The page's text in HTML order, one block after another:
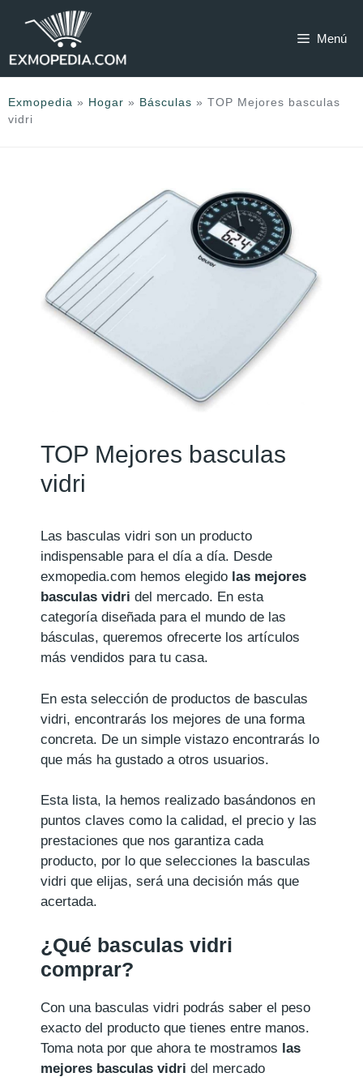
Menú
Exmopedia » Hogar » Básculas » TOP Mejores basculas
vidri
TOP Mejores basculas
vidri
Las basculas vidri son un producto
indispensable para el día a día. Desde
exmopedia.com hemos elegido las mejores
basculas vidri del mercado. En esta
categoría diseñada para el mundo de las
básculas, queremos ofrecerte los artículos
más vendidos para tu casa.
En esta selección de productos de basculas
vidri, encontrarás los mejores de una forma
concreta. De un simple vistazo encontrarás lo
que más ha gustado a otros usuarios.
Esta lista, la hemos realizado basándonos en
puntos claves como la calidad, el precio y las
prestaciones que nos garantiza cada
producto, por lo que selecciones la basculas
vidri que elijas, será una decisión más que
acertada.
¿Qué basculas vidri
comprar?
Con una basculas vidri podrás saber el peso
exacto del producto que tienes entre manos.
Toma nota por que ahora te mostramos las
mejores basculas vidri del mercado